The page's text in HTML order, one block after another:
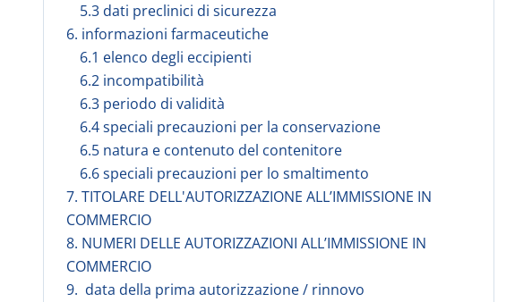
5.3 dati preclinici di sicurezza
6. informazioni farmaceutiche
6.1 elenco degli eccipienti
6.2 incompatibilità
6.3 periodo di validità
6.4 speciali precauzioni per la conservazione
6.5 natura e contenuto del contenitore
6.6 speciali precauzioni per lo smaltimento
7. TITOLARE DELL'AUTORIZZAZIONE ALL’IMMISSIONE IN
COMMERCIO
8. NUMERI DELLE AUTORIZZAZIONI ALL’IMMISSIONE IN
COMMERCIO
9. data della prima autorizzazione / rinnovo